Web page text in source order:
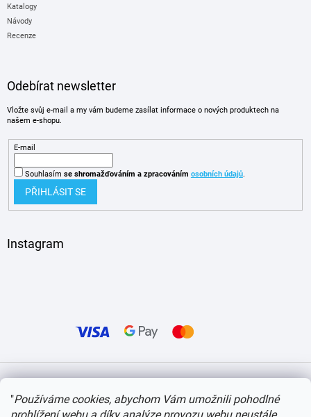
"Používáme cookies, abychom Vám umožnili pohodlné
Katalogy
Návody
Recenze
Odebírat newsletter
Vložte svůj e-mail a my vám budeme zasílat informace o nových produktech na
našem e-shopu.
E-mail
Souhlasím se shromažďováním a zpracováním osobních údajů.
PŘIHLÁSIT SE
Instagram